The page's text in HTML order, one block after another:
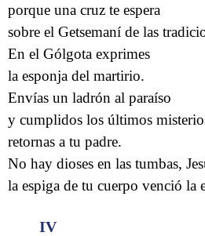
porque una cruz te espera
sobre el Getsemaní de las
En el Gólgota exprimes
la esponja del martirio.
Envías un ladrón al paraíso
y cumplidos los últimos
retornas a tu padre.
No hay dioses en las tumbas,
la espiga de tu cuerpo venció la
IV